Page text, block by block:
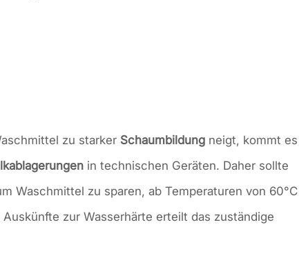
zu starker Schaumbildung neigt, kommt es
in technischen Geräten. Daher sollte
Waschmittel zu sparen, ab Temperaturen von 60°C
zur Wasserhärte erteilt das zuständige